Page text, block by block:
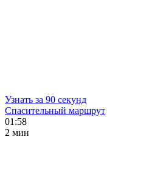
Узнать за 90 секунд
Спасительный маршрут
01:58
2 мин